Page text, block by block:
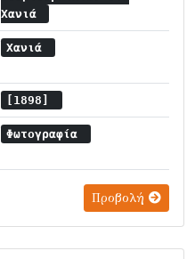
Χανιά
Χανιά
[1898]
Φωτογραφία
Προβολή